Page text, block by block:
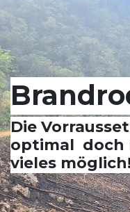
Die
optimal doch
vieles möglich!